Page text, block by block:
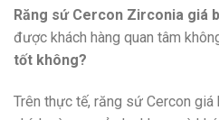
Răng sứ Cercon Zirconia giá
được khách hàng quan tâm
tốt không?
Trên thực tế, răng sứ Cercon